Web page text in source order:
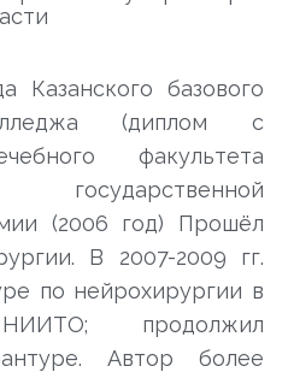
Казанского базового
(диплом с
факультета
(2006 год) Прошёл
В 2007-2009 гг.
по нейрохирургии в
продолжил
Автор более